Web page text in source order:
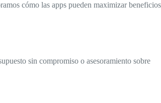
cómo las apps pueden maximizar beneficios
sin compromiso o asesoramiento sobre